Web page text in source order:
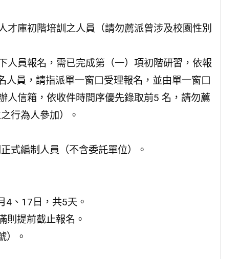
庫初階培訓之人員（請勿薦派曾涉及校園性別
人員報名，需已完成第（一）項初階研習，依報
員，請指派單一窗口受理報名，並由單一窗口
人信箱，依收件時間序優先錄取前5 名，請勿薦
行為人參加）。
式編制人員（不含委託單位）。
4、17日，共5天。
則提前截止報名。
）。